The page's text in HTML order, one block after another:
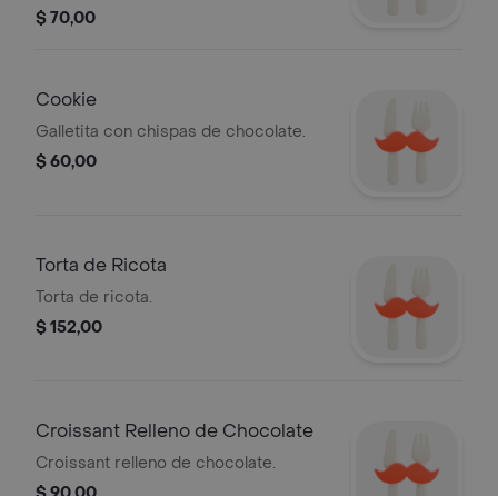
$ 70,00
Cookie
Galletita con chispas de chocolate.
$ 60,00
Torta de Ricota
Torta de ricota.
$ 152,00
Croissant Relleno de Chocolate
Croissant relleno de chocolate.